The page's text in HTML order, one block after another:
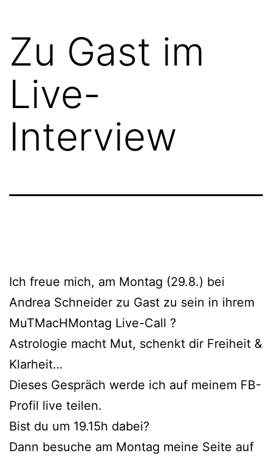
Zu Gast im
Live-
Interview
Ich freue mich, am Montag (29.8.) bei
Andrea Schneider zu Gast zu sein in ihrem
MuTMacHMontag Live-Call ?
Astrologie macht Mut, schenkt dir Freiheit &
Klarheit…
Dieses Gespräch werde ich auf meinem FB-
Profil live teilen.
Bist du um 19.15h dabei?
Dann besuche am Montag meine Seite auf